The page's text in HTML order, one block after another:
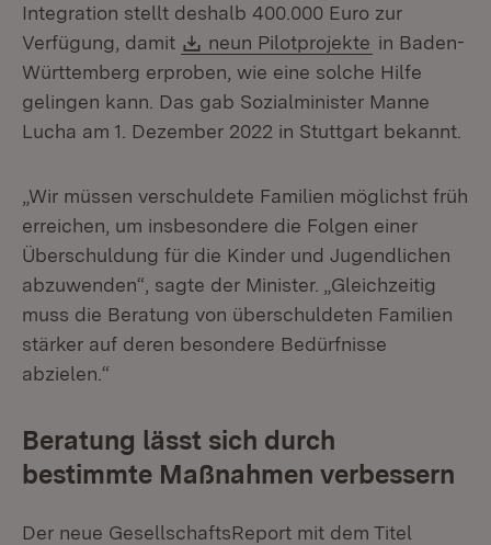
Integration stellt deshalb 400.000 Euro zur
Verfügung, damit
Download:
neun Pilotprojekte (Öffnet in
in Baden-
Württemberg erproben, wie eine solche Hilfe
gelingen kann. Das gab Sozialminister Manne
Lucha am 1. Dezember 2022 in Stuttgart bekannt.
„Wir müssen verschuldete Familien möglichst früh
erreichen, um insbesondere die Folgen einer
Überschuldung für die Kinder und Jugendlichen
abzuwenden“, sagte der Minister. „Gleichzeitig
muss die Beratung von überschuldeten Familien
stärker auf deren besondere Bedürfnisse
abzielen.“
Beratung lässt sich durch
bestimmte Maßnahmen verbessern
Der neue GesellschaftsReport mit dem Titel